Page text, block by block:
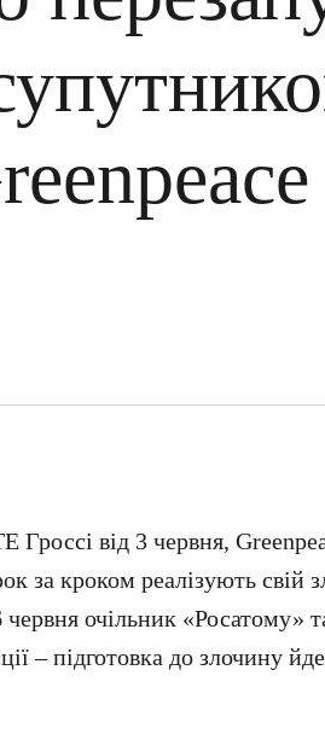
від 3 червня,
за кроком реалізують свій
очільник «Росатому»
– підготовка до злочину